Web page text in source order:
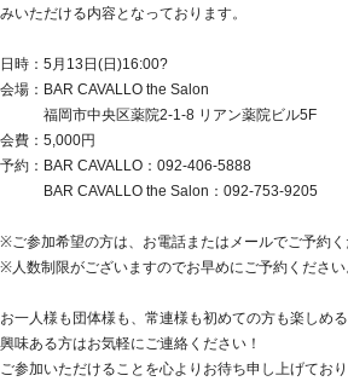
みいただける内容となっております。
日時：5月13日(日)16:00?
会場：BAR CAVALLO the Salon
福岡市中央区薬院2-1-8 リアン薬院ビル5F
会費：5,000円
予約：BAR CAVALLO：092-406-5888
BAR CAVALLO the Salon：092-753-9205
※ご参加希望の方は、お電話またはメールでご予約く
※人数制限がございますのでお早めにご予約ください
お一人様も団体様も、常連様も初めての方も楽しめ
興味ある方はお気軽にご連絡ください！
ご参加いただけることを心よりお待ち申し上げており